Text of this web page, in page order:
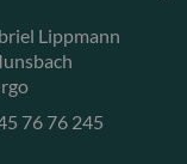
Lippmann
76 76 245